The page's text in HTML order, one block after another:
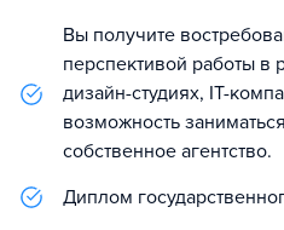
Вы получите
перспективой работы в
дизайн-студиях, IT-
возможность
собственное агентство.
Диплом